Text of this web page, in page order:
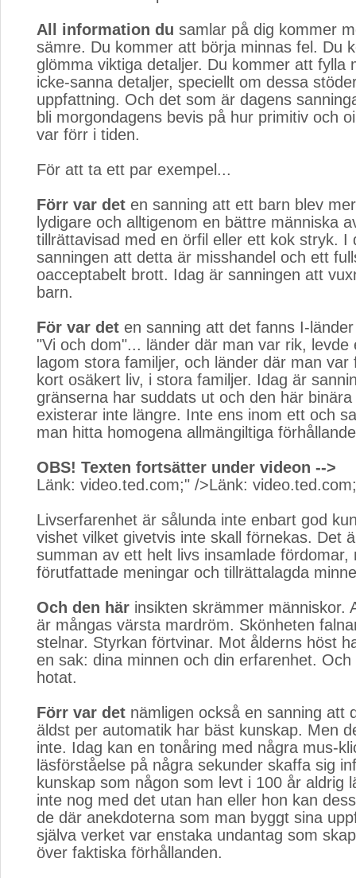
All information du samlar på dig kommer
sämre. Du kommer att börja minnas fel. Du
glömma viktiga detaljer. Du kommer att fylla
icke-sanna detaljer, speciellt om dessa
uppfattning. Och det som är dagens
bli morgondagens bevis på hur primitiv och
var förr i tiden.
För att ta ett par exempel...
Förr var det en sanning att ett barn blev
lydigare och alltigenom en bättre människa
tillrättavisad med en örfil eller ett kok stryk. I
sanningen att detta är misshandel och ett
oacceptabelt brott. Idag är sanningen att
barn.
För var det en sanning att det fanns I-
"Vi och dom"... länder där man var rik, levde
lagom stora familjer, och länder där man
kort osäkert liv, i stora familjer. Idag är
gränserna har suddats ut och den här
existerar inte längre. Inte ens inom ett och
man hitta homogena allmängiltiga
OBS! Texten fortsätter under videon -->
Länk: video.ted.com;" />Länk:
Livserfarenhet är sålunda inte enbart god
vishet vilket givetvis inte skall förnekas. Det
summan av ett helt livs insamlade fördomar,
förutfattade meningar och tillrättalagda
Och den här insikten skrämmer människor.
är mångas värsta mardröm. Skönheten
stelnar. Styrkan förtvinar. Mot ålderns höst
en sak: dina minnen och din erfarenhet.
hotat.
Förr var det nämligen också en sanning att
äldst per automatik har bäst kunskap. Men
inte. Idag kan en tonåring med några mus-
läsförståelse på några sekunder skaffa sig
kunskap som någon som levt i 100 år aldrig
inte nog med det utan han eller hon kan
de där anekdoterna som man byggt sina
själva verket var enstaka undantag som
över faktiska förhållanden.